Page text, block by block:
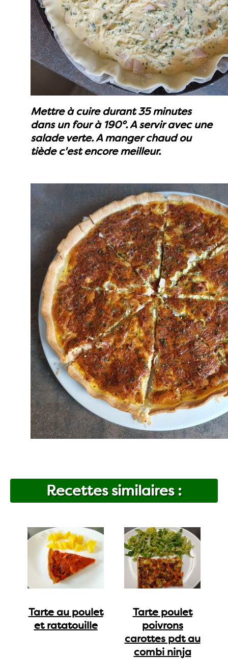
Mettre à cuire durant 35 minutes
dans un four à 190°. A servir avec une
salade verte. A manger chaud ou
tiède c'est encore meilleur.
Recettes similaires :
Tarte au poulet
et ratatouille
Tarte poulet
poivrons
carottes pdt au
combi ninja